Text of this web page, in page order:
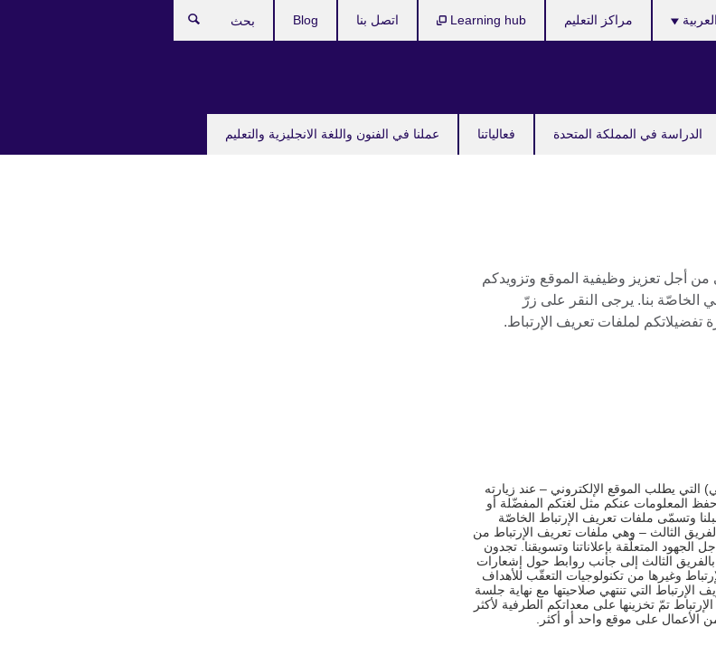
الدراسة في المملكة المتحدة فعالياتنا عملنا في الفنون واللغة الانجليزية والتعليم
العربية مراكز التعليم Learning hub اتصل بنا Blog
من أجل تعزيز وظيفية الموقع وتزويدكم
الخاصّة بنا. يرجى النقر على زرّ
تفضيلاتكم لملفات تعريف الإرتباط.
يطلب الموقع الإلكتروني – عند زيارته
المعلومات عنكم مثل لغتكم المفضّلة أو
وتسمّى ملفات تعريف الإرتباط الخاصّة
الثالث – وهي ملفات تعريف الإرتباط من
المتعلّقة بإعلاناتنا وتسويقنا. تجدون
الثالث إلى جانب روابط حول إشعارات
وغيرها من تكنولوجيات التعقّب للأهداف
الإرتباط التي تنتهي صلاحيتها مع نهاية جلسة
تمّ تخزينها على معداتكم الطرفية لأكثر
على موقع واحد أو أكثر.